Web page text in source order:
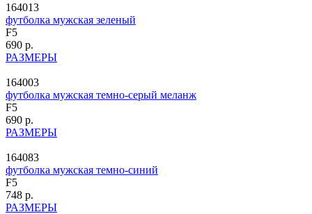
164013
футболка мужская зеленый
F5
690 р.
РАЗМЕРЫ
164003
футболка мужская темно-серый меланж
F5
690 р.
РАЗМЕРЫ
164083
футболка мужская темно-синий
F5
748 р.
РАЗМЕРЫ